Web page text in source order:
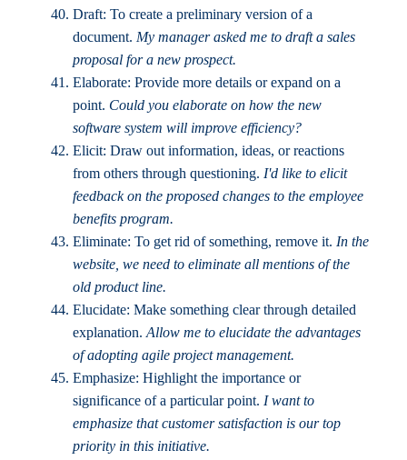
Draft: To create a preliminary version of a
document. My manager asked me to draft a sales
proposal for a new prospect.
Elaborate: Provide more details or expand on a
point. Could you elaborate on how the new
software system will improve efficiency?
Elicit: Draw out information, ideas, or reactions
from others through questioning. I'd like to elicit
feedback on the proposed changes to the employee
benefits program.
Eliminate: To get rid of something, remove it. In the
website, we need to eliminate all mentions of the
old product line.
Elucidate: Make something clear through detailed
explanation. Allow me to elucidate the advantages
of adopting agile project management.
Emphasize: Highlight the importance or
significance of a particular point. I want to
emphasize that customer satisfaction is our top
priority in this initiative.